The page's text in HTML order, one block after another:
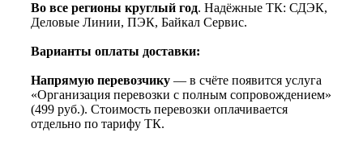
Во все регионы круглый год. Надёжные ТК: СДЭК,
Деловые Линии, ПЭК, Байкал Сервис.
Варианты оплаты доставки:
Напрямую перевозчику — в счёте появится услуга
«Организация перевозки с полным сопровождением»
(499 руб.). Стоимость перевозки оплачивается
отдельно по тарифу ТК.